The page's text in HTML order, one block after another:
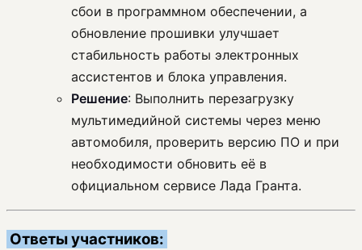
сбои в программном обеспечении, а
обновление прошивки улучшает
стабильность работы электронных
ассистентов и блока управления.
Решение: Выполнить перезагрузку
мультимедийной системы через меню
автомобиля, проверить версию ПО и при
необходимости обновить её в
официальном сервисе Лада Гранта.
Ответы участников: